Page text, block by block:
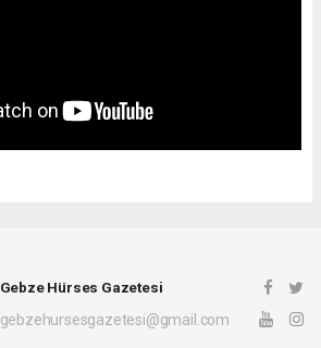
Gebze Hürses Gazetesi
gebzehursesgazetesi@gmail.com